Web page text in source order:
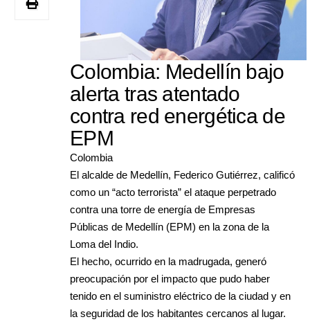
Colombia: Medellín bajo
alerta tras atentado
contra red energética de
EPM
Colombia
El alcalde de Medellín, Federico Gutiérrez, calificó
como un “acto terrorista” el ataque perpetrado
contra una torre de energía de Empresas
Públicas de Medellín (EPM) en la zona de la
Loma del Indio.
El hecho, ocurrido en la madrugada, generó
preocupación por el impacto que pudo haber
tenido en el suministro eléctrico de la ciudad y en
la seguridad de los habitantes cercanos al lugar.